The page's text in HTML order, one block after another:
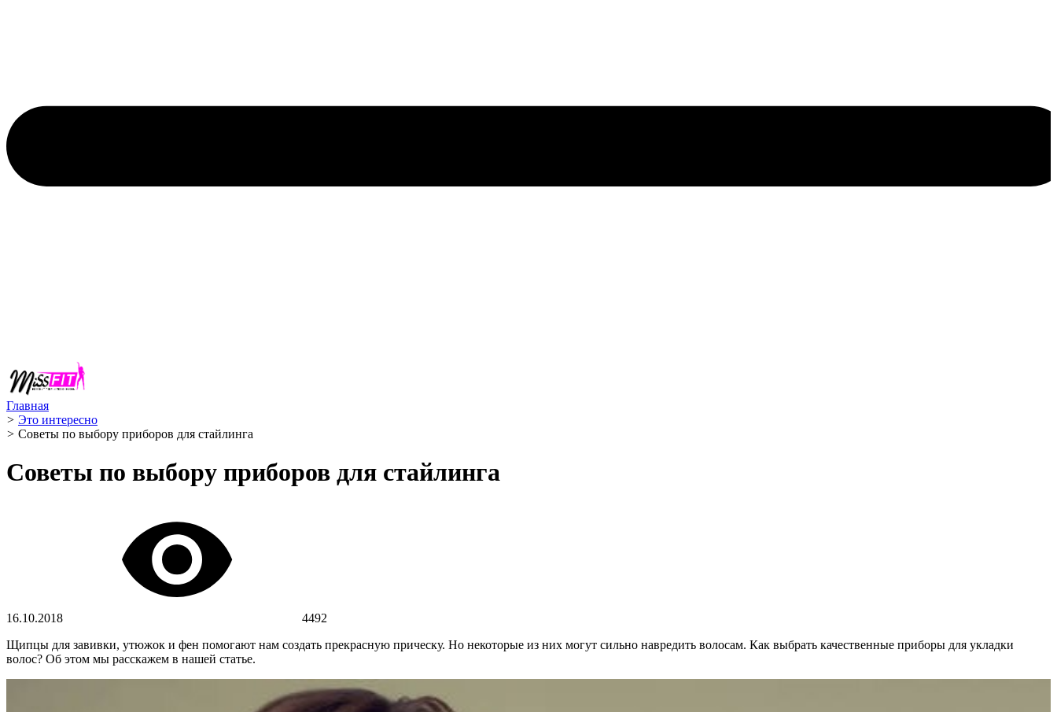
Главная
> Это интересно
> Советы по выбору приборов для стайлинга
Советы по выбору приборов для стайлинга
16.10.2018
4492
Щипцы для завивки, утюжок и фен помогают нам создать прекрасную прическу. Но некоторые из них могут сильно навредить волосам. Как выбрать качественные приборы для укладки
волос? Об этом мы расскажем в нашей статье.